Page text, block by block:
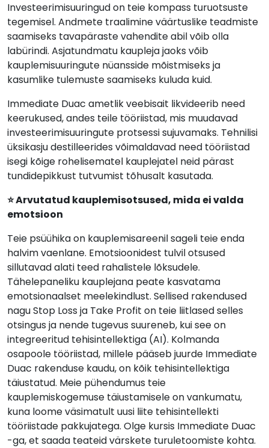
Investeerimisuuringud on teie kompass turuotsuste
tegemisel. Andmete traalimine väärtuslike teadmiste
saamiseks tavapäraste vahendite abil võib olla
labürindi. Asjatundmatu kaupleja jaoks võib
kauplemisuuringute nüansside mõistmiseks ja
kasumlike tulemuste saamiseks kuluda kuid.
Immediate Duac ametlik veebisait likvideerib need
keerukused, andes teile tööriistad, mis muudavad
investeerimisuuringute protsessi sujuvamaks. Tehnilisi
üksikasju destilleerides võimaldavad need tööriistad
isegi kõige rohelisematel kauplejatel neid pärast
tundidepikkust tutvumist tõhusalt kasutada.
⭐ Arvutatud kauplemisotsused, mida ei valda
emotsioon
Teie psüühika on kauplemisareenil sageli teie enda
halvim vaenlane. Emotsioonidest tulvil otsused
sillutavad alati teed rahalistele lõksudele.
Tähelepaneliku kauplejana peate kasvatama
emotsionaalset meelekindlust. Sellised rakendused
nagu Stop Loss ja Take Profit on teie liitlased selles
otsingus ja nende tugevus suureneb, kui see on
integreeritud tehisintellektiga (AI). Kolmanda
osapoole tööriistad, millele pääseb juurde Immediate
Duac rakenduse kaudu, on kõik tehisintellektiga
täiustatud. Meie pühendumus teie
kauplemiskogemuse täiustamisele on vankumatu,
kuna loome väsimatult uusi liite tehisintellekti
tööriistade pakkujatega. Olge kursis Immediate Duac
-ga, et saada teateid värskete turuletoomiste kohta.